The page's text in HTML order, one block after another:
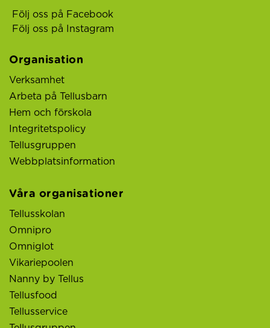
Följ oss på Facebook
Följ oss på Instagram
Organisation
Verksamhet
Arbeta på Tellusbarn
Hem och förskola
Integritetspolicy
Tellusgruppen
Webbplatsinformation
Våra organisationer
Tellusskolan
Omnipro
Omniglot
Vikariepoolen
Nanny by Tellus
Tellusfood
Tellusservice